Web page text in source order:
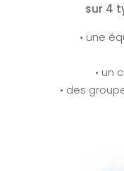
sur 4
• une
• un
• des